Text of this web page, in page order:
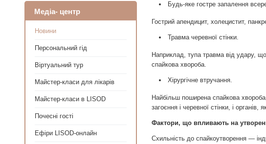
Медіа- центр
Новини
Персональний гід
Віртуальний тур
Майстер-класи для лікарів
Майстер-класи в LISOD
Почесні гості
Ефіри LISOD-онлайн
Будь-яке гостре запалення
Гострий апендицит, холецистит,
Травма черевної стінки.
Наприклад, тупа травма від удару,
спайкова хвороба.
Хірургічне втручання.
Найбільш поширена спайкова
загоєння і черевної стінки, і
Фактори, що впливають на
Схильність до спайкоутворення —